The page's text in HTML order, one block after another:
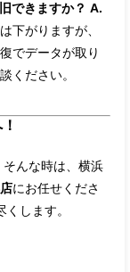
できますか？ A.
下がりますが、
でデータが取り
ください。
そんな時は、横浜
にお任せくださ
します。